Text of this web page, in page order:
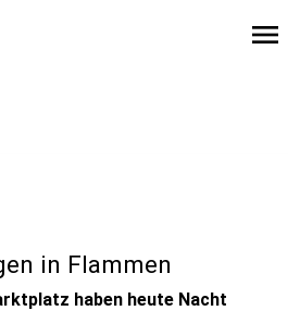
menu
in Flammen
haben heute Nacht